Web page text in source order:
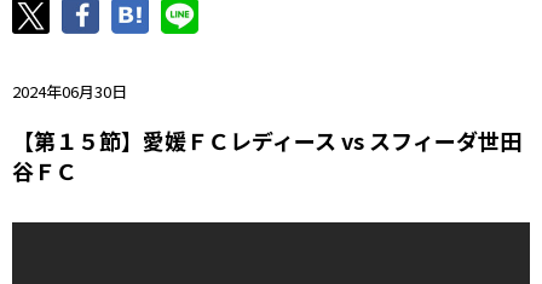
ニッパツ
2024年06月30日
【第１５節】愛媛ＦＣレディース vs スフィーダ世田
谷ＦＣ